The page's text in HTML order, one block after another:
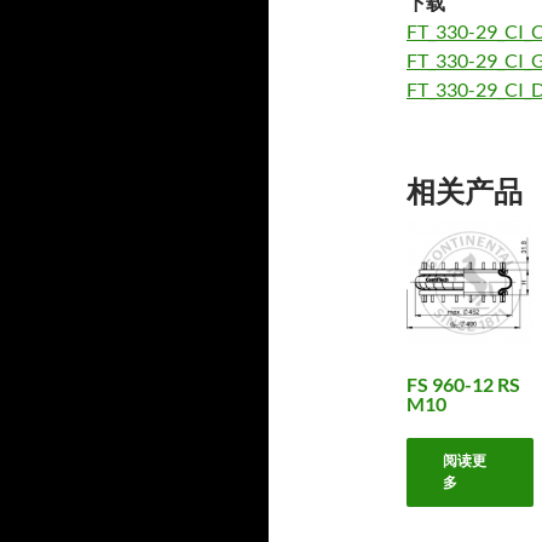
FT_330-
FT_330-
FT_330-
相关产品
FS 960-12 RS
M10
阅读更
多